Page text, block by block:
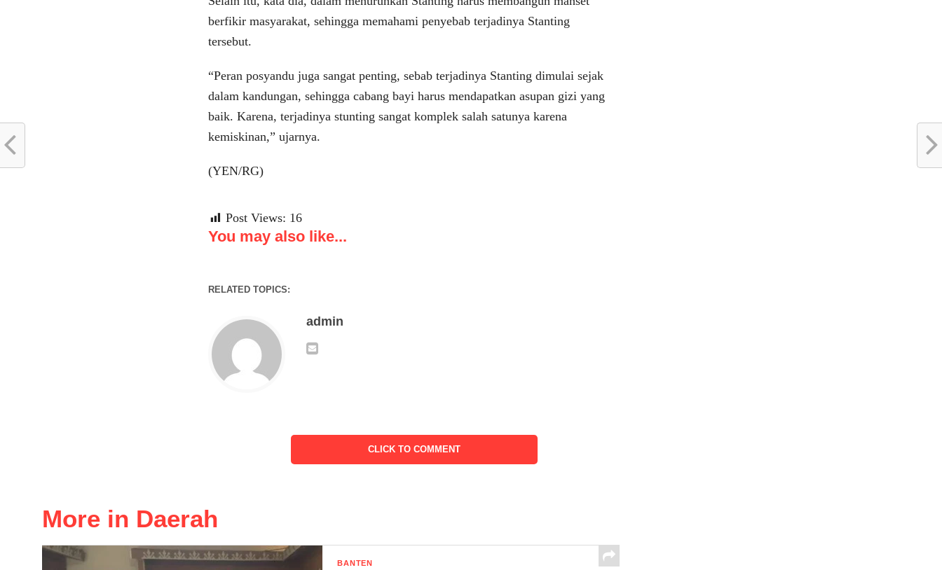
berfikir masyarakat, sehingga memahami penyebab terjadinya Stanting
tersebut.
“Peran posyandu juga sangat penting, sebab terjadinya Stanting dimulai sejak
dalam kandungan, sehingga cabang bayi harus mendapatkan asupan gizi yang
baik. Karena, terjadinya stunting sangat komplek salah satunya karena
kemiskinan,” ujarnya.
(YEN/RG)
Post Views: 16
You may also like...
RELATED TOPICS:
admin
CLICK TO COMMENT
More in Daerah
BANTEN